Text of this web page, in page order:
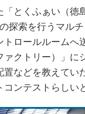
とくふぁい（徳
探索を行うマル
トロールルーム
クトリー）」に
などを教えてい
ンテストらしい